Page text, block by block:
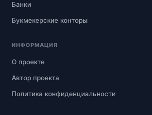
Банки
Букмекерские конторы
ИНФОРМАЦИЯ
О проекте
Автор проекта
Политика конфиденциальности